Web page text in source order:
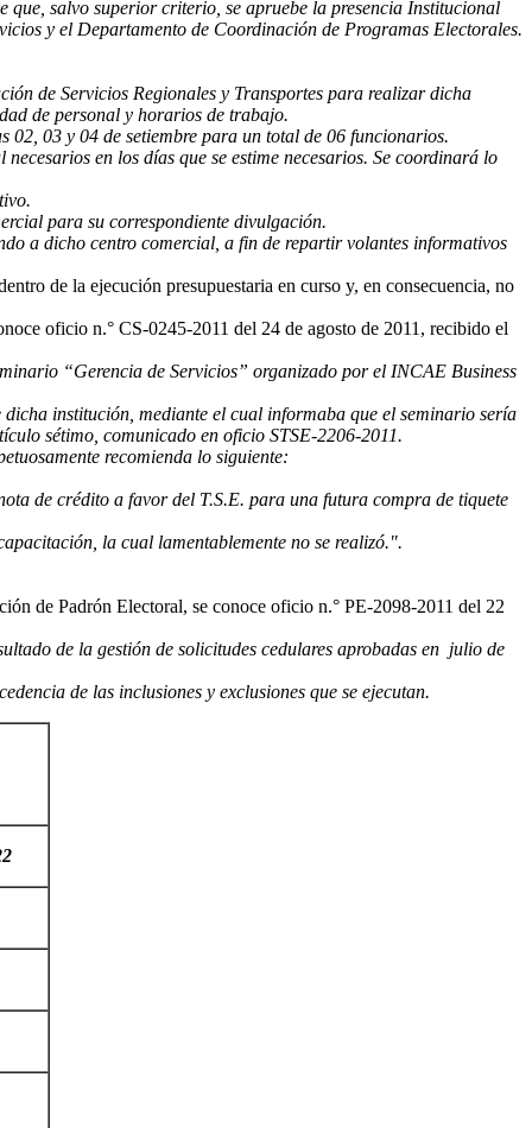
que, salvo superior criterio, se apruebe la presencia Institucional
y el Departamento de Coordinación de Programas Electorales.
de Servicios Regionales y Transportes para realizar dicha
de personal y horarios de trabajo.
02, 03 y 04 de setiembre para un total de 06 funcionarios.
en los días que se estime necesarios. Se coordinará lo
para su correspondiente divulgación.
a dicho centro comercial, a fin de repartir volantes informativos
de la ejecución presupuestaria en curso y, en consecuencia, no
oficio n.° CS-0245-2011 del 24 de agosto de 2011, recibido el
“Gerencia de Servicios” organizado por el INCAE Business
institución, mediante el cual informaba que el seminario sería
sétimo, comunicado en oficio STSE-2206-2011.
recomienda lo siguiente:
de crédito a favor del T.S.E. para una futura compra de tiquete
la cual lamentablemente no se realizó.".
de Padrón Electoral, se conoce oficio n.° PE-2098-2011 del 22
de la gestión de solicitudes cedulares aprobadas en julio de
de las inclusiones y exclusiones que se ejecutan.